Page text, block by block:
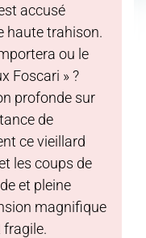
accusé
haute trahison.
ou le
Foscari » ?
profonde sur
de
ce vieillard
les coups de
et pleine
magnifique
fragile.